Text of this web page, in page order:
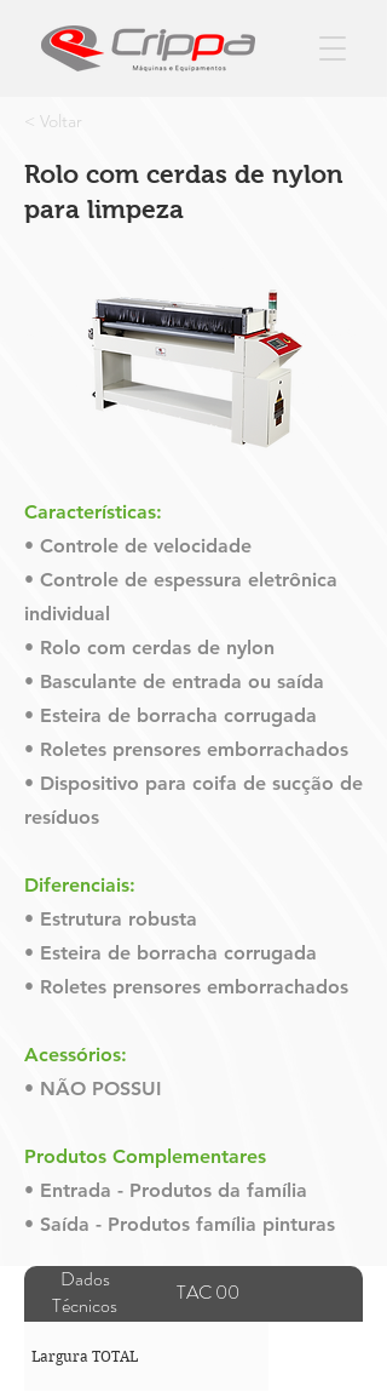
< Voltar
Rolo com cerdas de nylon
para limpeza
Características:
• Controle de velocidade
• Controle de espessura eletrônica
individual
• Rolo com cerdas de nylon
• Basculante de entrada ou saída
• Esteira de borracha corrugada
• Roletes prensores emborrachados
• Dispositivo para coifa de sucção de
resíduos
Diferenciais:
• Estrutura robusta
• Esteira de borracha corrugada
• Roletes prensores emborrachados
Acessórios:
• NÃO POSSUI
Produtos Complementares
• Entrada - Produtos da família
• Saída - Produtos família pinturas
Dados
Técnicos
TAC 00
Largura TOTAL